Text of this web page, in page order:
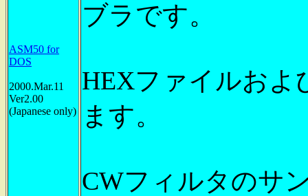
ASM50 for
DOS
2000.Mar.11
Ver2.00
(Japanese only)
ブラです。
HEXファイルおよ
ます。
CWフィルタのサ